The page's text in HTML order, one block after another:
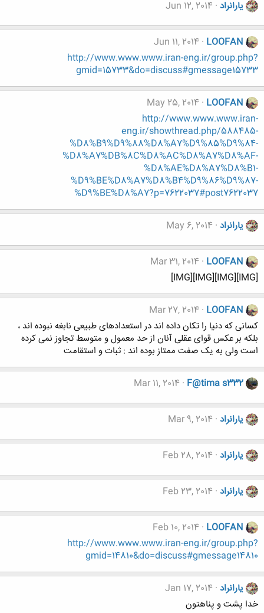
یارانراد Jun 12, 2014
LOOFAN
Jun 11, 2014
http://www.www.www.iran-eng.ir/group.php?
gmid=15733&do=discuss#gmessage15733
LOOFAN
May 25, 2014
http://www.www.www.iran-
eng.ir/showthread.php/588485-
%D8%B9%D9%88%D8%A7%D9%85%D9%84-
%D8%A7%DB%8C%D8%AC%D8%A7%D8%AF-
%D8%AE%D8%A7%D8%B1-
%D9%BE%D8%A7%D8%B4%D9%86%D9%87-
%D9%BE%D8%A7?p=7622037#post7622037
یارانراد May 6, 2014
LOOFAN
Mar 31, 2014
[IMG][IMG][IMG][IMG]
LOOFAN
Mar 27, 2014
کسانی که دنیا را تکان داده اند در استعدادهای طبیعی نابغه نبوده اند ،
بلکه بر عکس قوای عقلی آنان از حد معمول و متوسط تجاوز نمی کرده
است ولی به یک صفت ممتاز بوده اند : ثبات و استقامت
F@tima s332
Mar 11, 2014
یارانراد Mar 9, 2014
یارانراد Feb 28, 2014
یارانراد Feb 23, 2014
LOOFAN
Feb 10, 2014
http://www.www.www.iran-eng.ir/group.php?
gmid=14810&do=discuss#gmessage14810
یارانراد Jan 17, 2014
خدا پشت و پناهتون